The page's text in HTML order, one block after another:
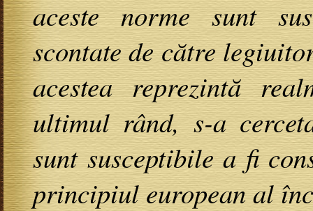
aceste norme sunt
scontate de către
acestea reprezintă
ultimul rând, s-a
sunt susceptibile a fi
principiul european al